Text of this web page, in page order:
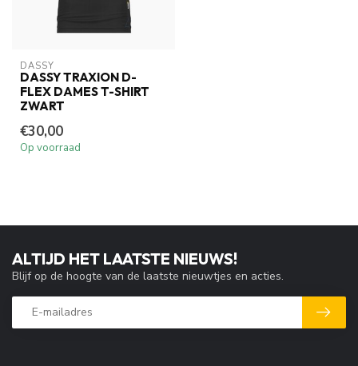
DASSY
DASSY TRAXION D-
FLEX DAMES T-SHIRT
ZWART
€30,00
Op voorraad
ALTIJD HET LAATSTE NIEUWS!
Blijf op de hoogte van de laatste nieuwtjes en acties.